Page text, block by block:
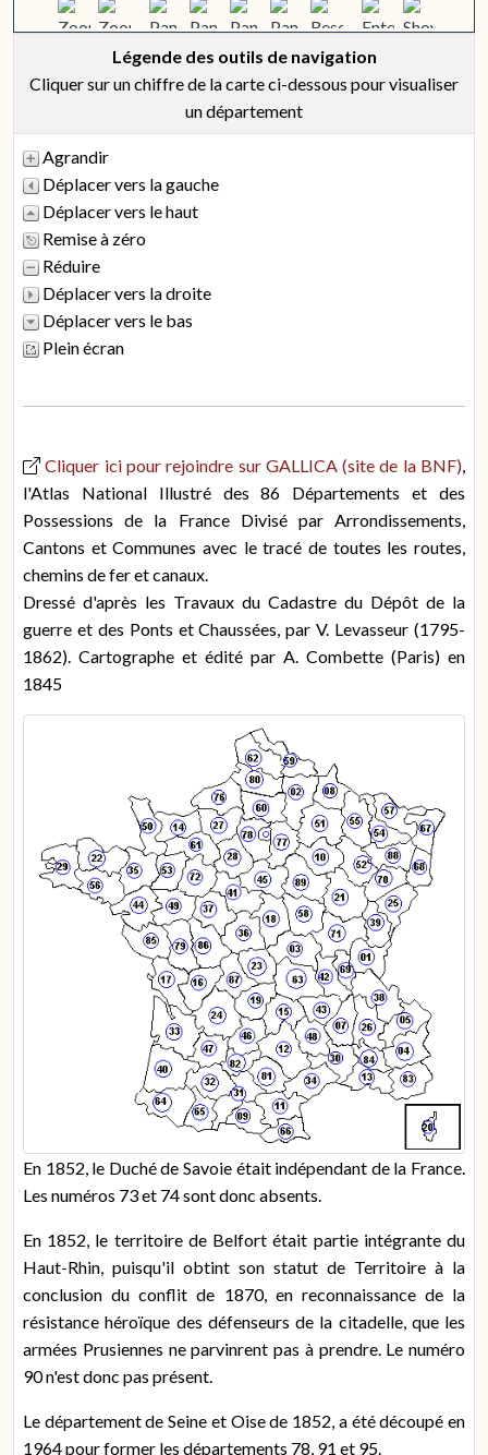
Légende des outils de navigation
Cliquer sur un chiffre de la carte ci-dessous pour visualiser
un département
Agrandir
Déplacer vers la gauche
Déplacer vers le haut
Remise à zéro
Réduire
Déplacer vers la droite
Déplacer vers le bas
Plein écran
Cliquer ici pour rejoindre sur GALLICA (site de la BNF),
l'Atlas National Illustré des 86 Départements et des
Possessions de la France Divisé par Arrondissements,
Cantons et Communes avec le tracé de toutes les routes,
chemins de fer et canaux.
Dressé d'après les Travaux du Cadastre du Dépôt de la
guerre et des Ponts et Chaussées, par V. Levasseur (1795-
1862). Cartographe et édité par A. Combette (Paris) en
1845
En 1852, le Duché de Savoie était indépendant de la France.
Les numéros 73 et 74 sont donc absents.
En 1852, le territoire de Belfort était partie intégrante du
Haut-Rhin, puisqu'il obtint son statut de Territoire à la
conclusion du conflit de 1870, en reconnaissance de la
résistance héroïque des défenseurs de la citadelle, que les
armées Prusiennes ne parvinrent pas à prendre. Le numéro
90 n'est donc pas présent.
Le département de Seine et Oise de 1852, a été découpé en
1964 pour former les départements 78, 91 et 95.